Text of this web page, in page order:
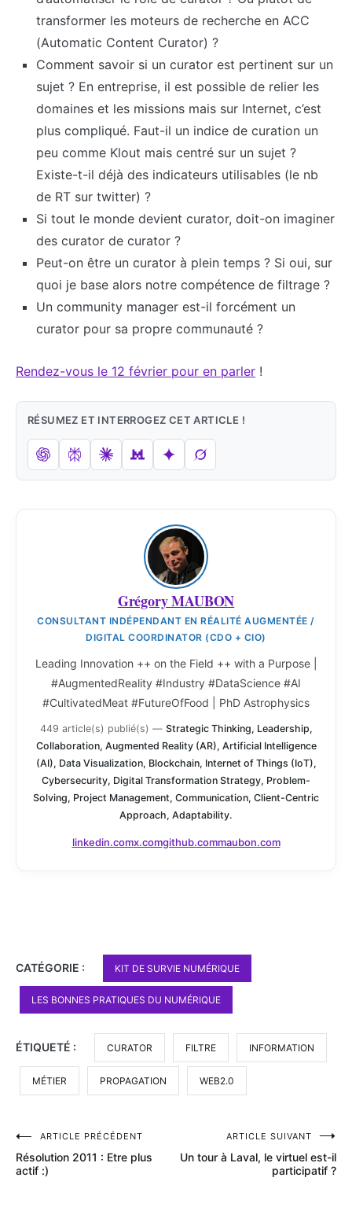
transformer les moteurs de recherche en ACC
(Automatic Content Curator) ?
Comment savoir si un curator est pertinent sur un
sujet ? En entreprise, il est possible de relier les
domaines et les missions mais sur Internet, c’est
plus compliqué. Faut-il un indice de curation un
peu comme Klout mais centré sur un sujet ?
Existe-t-il déjà des indicateurs utilisables (le nb
de RT sur twitter) ?
Si tout le monde devient curator, doit-on imaginer
des curator de curator ?
Peut-on être un curator à plein temps ? Si oui, sur
quoi je base alors notre compétence de filtrage ?
Un community manager est-il forcément un
curator pour sa propre communauté ?
Rendez-vous le 12 février pour en parler !
RÉSUMEZ ET INTERROGEZ CET ARTICLE !
Grégory MAUBON
CONSULTANT INDÉPENDANT EN RÉALITÉ AUGMENTÉE /
DIGITAL COORDINATOR (CDO + CIO)
Leading Innovation ++ on the Field ++ with a Purpose |
#AugmentedReality #Industry #DataScience #AI
#CultivatedMeat #FutureOfFood | PhD Astrophysics
449 article(s) publié(s) — Strategic Thinking, Leadership,
Collaboration, Augmented Reality (AR), Artificial Intelligence
(AI), Data Visualization, Blockchain, Internet of Things (IoT),
Cybersecurity, Digital Transformation Strategy, Problem-
Solving, Project Management, Communication, Client-Centric
Approach, Adaptability.
linkedin.comx.comgithub.commaubon.com
CATÉGORIE : KIT DE SURVIE NUMÉRIQUE
LES BONNES PRATIQUES DU NUMÉRIQUE
ÉTIQUETÉ : CURATOR FILTRE INFORMATION
MÉTIER PROPAGATION WEB2.0
Navigation
de
ARTICLE PRÉCÉDENT
Résolution 2011 : Etre plus
actif :)
ARTICLE SUIVANT
Un tour à Laval, le virtuel est-il
participatif ?